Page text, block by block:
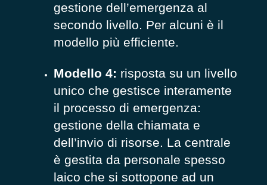
gestione dell’emergenza al
secondo livello. Per alcuni è il
modello più efficiente.
Modello 4: risposta su un livello
unico che gestisce interamente
il processo di emergenza:
gestione della chiamata e
dell’invio di risorse. La centrale
è gestita da personale spesso
laico che si sottopone ad un